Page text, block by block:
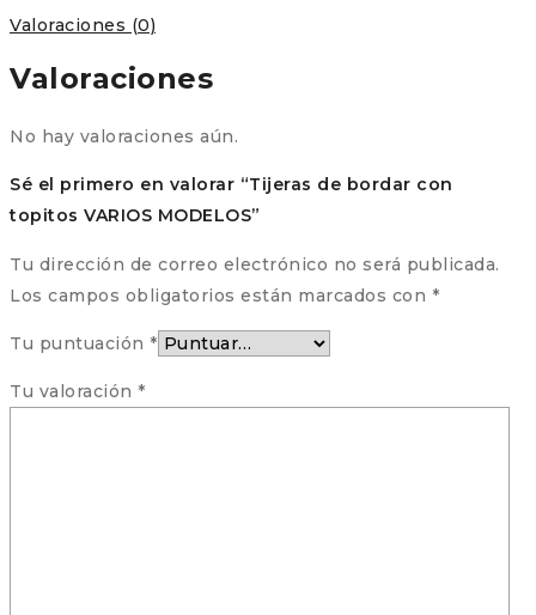
Valoraciones (0)
Valoraciones
No hay valoraciones aún.
Sé el primero en valorar “Tijeras de bordar con
topitos VARIOS MODELOS”
Tu dirección de correo electrónico no será publicada.
Los campos obligatorios están marcados con *
Tu puntuación *
Tu valoración *